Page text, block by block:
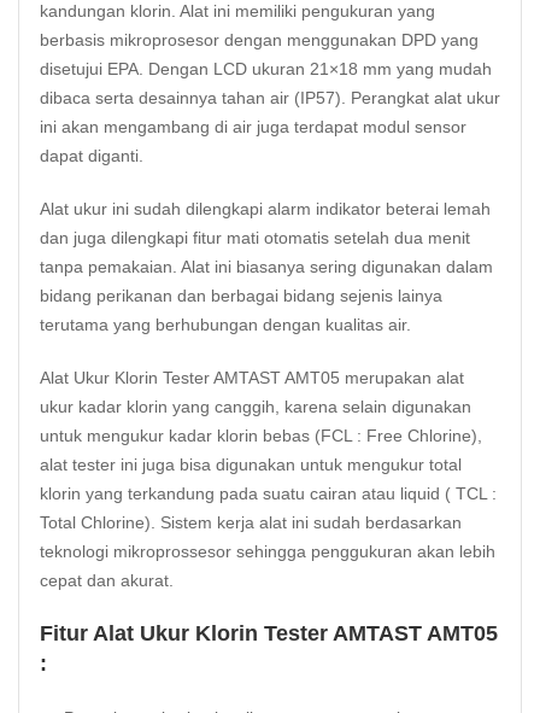
kandungan klorin. Alat ini memiliki pengukuran yang
berbasis mikroprosesor dengan menggunakan DPD yang
disetujui EPA. Dengan LCD ukuran 21×18 mm yang mudah
dibaca serta desainnya tahan air (IP57). Perangkat alat ukur
ini akan mengambang di air juga terdapat modul sensor
dapat diganti.
Alat ukur ini sudah dilengkapi alarm indikator beterai lemah
dan juga dilengkapi fitur mati otomatis setelah dua menit
tanpa pemakaian. Alat ini biasanya sering digunakan dalam
bidang perikanan dan berbagai bidang sejenis lainya
terutama yang berhubungan dengan kualitas air.
Alat Ukur Klorin Tester AMTAST AMT05 merupakan alat
ukur kadar klorin yang canggih, karena selain digunakan
untuk mengukur kadar klorin bebas (FCL : Free Chlorine),
alat tester ini juga bisa digunakan untuk mengukur total
klorin yang terkandung pada suatu cairan atau liquid ( TCL :
Total Chlorine). Sistem kerja alat ini sudah berdasarkan
teknologi mikroprossesor sehingga penggukuran akan lebih
cepat dan akurat.
Fitur Alat Ukur Klorin Tester AMTAST AMT05
: